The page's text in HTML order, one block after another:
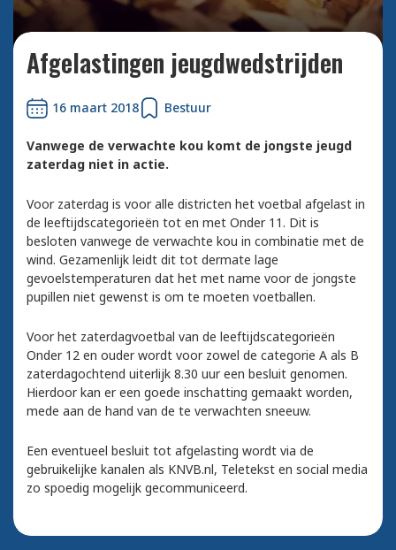
Bekijk alle foto's
Afgelastingen jeugdwedstrijden
16 maart 2018 Bestuur
Vanwege de verwachte kou komt de jongste jeugd
zaterdag niet in actie.
Voor zaterdag is voor alle districten het voetbal afgelast in
de leeftijdscategorieën tot en met Onder 11. Dit is
besloten vanwege de verwachte kou in combinatie met de
wind. Gezamenlijk leidt dit tot dermate lage
gevoelstemperaturen dat het met name voor de jongste
pupillen niet gewenst is om te moeten voetballen.
Voor het zaterdagvoetbal van de leeftijdscategorieën
Onder 12 en ouder wordt voor zowel de categorie A als B
zaterdagochtend uiterlijk 8.30 uur een besluit genomen.
Hierdoor kan er een goede inschatting gemaakt worden,
mede aan de hand van de te verwachten sneeuw.
Een eventueel besluit tot afgelasting wordt via de
gebruikelijke kanalen als KNVB.nl, Teletekst en social media
zo spoedig mogelijk gecommuniceerd.